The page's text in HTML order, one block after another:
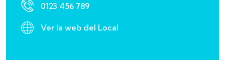
0123 456 789
Ver la web del Local